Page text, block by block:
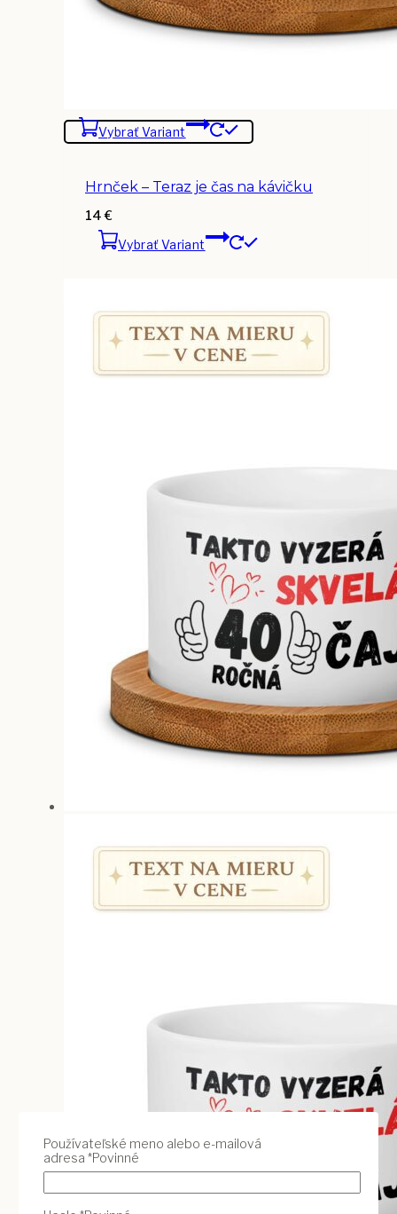
Vybrať Variant
Hrnček – Teraz je čas na kávičku
14€
Vybrať Variant
Používateľské meno alebo e-mailová
adresa *Povinné